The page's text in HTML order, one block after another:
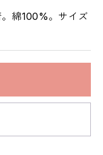
綿100%。サイズ